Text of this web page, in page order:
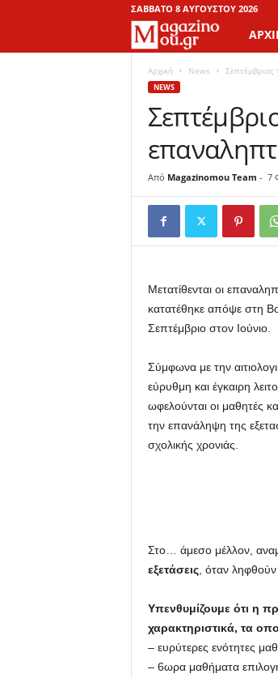
ΣΆΒΒΑΤΟ 8 ΑΥΓΟΎΣΤΟΥ 2026
a
g
z
n
u
Αρχική News Σεπτέμβριος
NEWS
Από Magazinomou Team - 7
Μετατίθενται οι
κατατέθηκε απόψε στη
Σεπτέμβριο στον Ιούνιο.
Σύμφωνα με την
εύρυθμη και έγκαιρη
ωφελούνται οι μαθητές
την επανάληψη της
σχολικής χρονιάς.
Στο… άμεσο μέλλον,
εξετάσεις, όταν
Υπενθυμίζουμε ότι η
χαρακτηριστικά, τα
– ευρύτερες ενότητες
– 6ωρα μαθήματα